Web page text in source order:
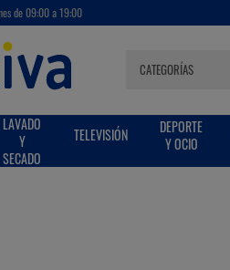
de 09:00 a 19:00
LAVADO
Y
SECADO
TELEVISIÓN
DEPORTE
Y OCIO